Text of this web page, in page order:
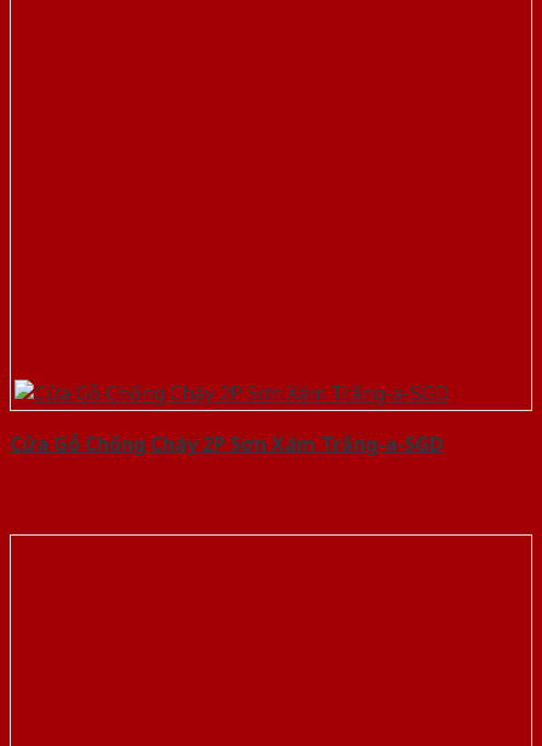
Cửa Gỗ Chống Cháy 2P Sơn Xám Trắng-a-SGD